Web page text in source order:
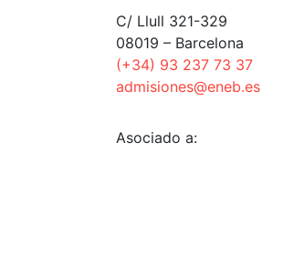
C/ Llull 321-329
08019 – Barcelona
(+34) 93 237 73 37
admisiones@eneb.es
Asociado a: